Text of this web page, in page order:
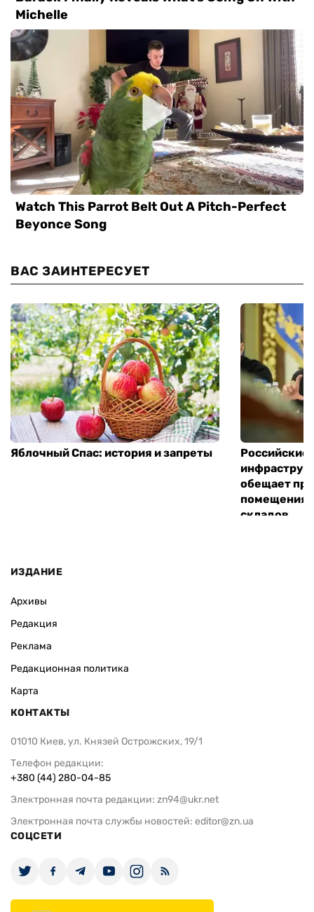
ВАС ЗАИНТЕРЕСУЕТ
Яблочный Спас: история и запреты
Российские
обещает
помещения
складов
ИЗДАНИЕ
Архивы
Редакция
Реклама
Редакционная политика
Карта
КОНТАКТЫ
01010 Киев, ул. Князей Острожских, 19/1
Телефон редакции:
+380 (44) 280-04-85
Электронная почта редакции: zn94@ukr.net
Электронная почта службы новостей: editor@zn.ua
СОЦСЕТИ